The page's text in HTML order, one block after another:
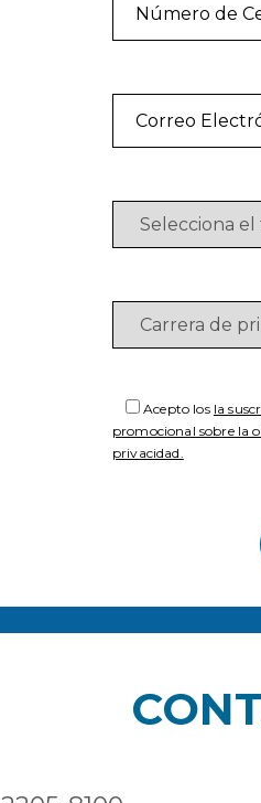
Acepto los la
promocional sobre la
privacidad.